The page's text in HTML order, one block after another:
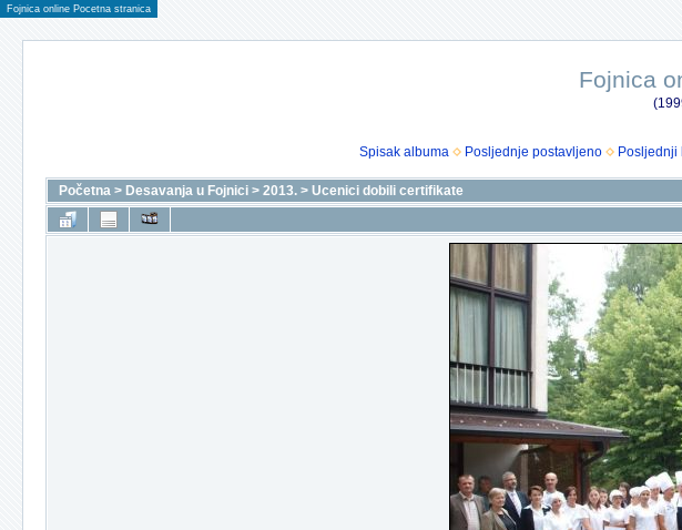
Fojnica online Pocetna stranica
Fojnica
Spisak albuma
Posljednje postavljeno Posljednji
Početna > Desavanja u Fojnici > 2013. > Ucenici dobili certifikate